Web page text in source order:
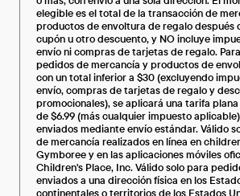
elegible es el total de la transacción de
productos de envoltura de regalo después
cupón u otro descuento, y NO incluye
envío ni compras de tarjetas de regalo.
pedidos de mercancía y productos de
con un total inferior a $30 (excluyendo
envío, compras de tarjetas de regalo y
promocionales), se aplicará una tarifa
de $6.99 (más cualquier impuesto
enviados mediante envío estándar. Válido
de mercancía realizados en línea en
Gymboree y en las aplicaciones móviles
Children's Place, Inc. Válido solo para
enviados a una dirección física en los
continentales o territorios de los Estados